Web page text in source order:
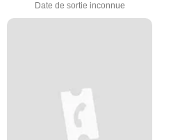
Date de sortie inconnue